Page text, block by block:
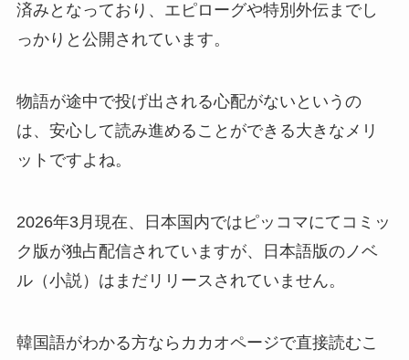
済みとなっており、エピローグや特別外伝までし
っかりと公開されています。
物語が途中で投げ出される心配がないというの
は、安心して読み進めることができる大きなメリ
ットですよね。
2026年3月現在、日本国内ではピッコマにてコミッ
ク版が独占配信されていますが、日本語版のノベ
ル（小説）はまだリリースされていません。
韓国語がわかる方ならカカオページで直接読むこ